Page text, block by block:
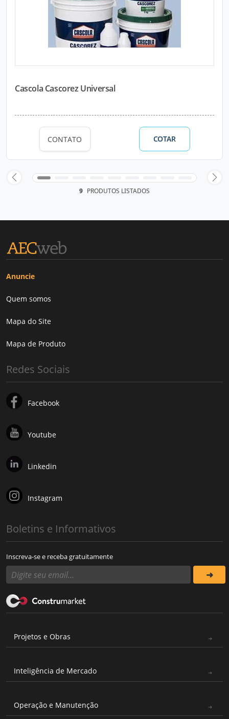
Cascola Cascorez Universal
CONTATO COTAR
9 PRODUTOS LISTADOS
Anuncie
Quem somos
Mapa do Site
Mapa de Produto
Redes Sociais
Facebook
Youtube
Linkedin
Instagram
Boletins e Informativos
Inscreva-se e receba gratuitamente
Projetos e Obras
Inteligência de Mercado
Operação e Manutenção